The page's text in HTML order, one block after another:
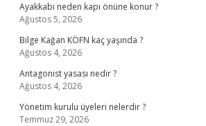
Ayakkabı neden kapı önüne konur ?
Ağustos 5, 2026
Bilge Kağan KÖFN kaç yaşında ?
Ağustos 4, 2026
Antagonist yasası nedir ?
Ağustos 4, 2026
Yönetim kurulu üyeleri nelerdir ?
Temmuz 29, 2026